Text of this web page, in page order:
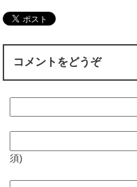
コメントをどうぞ
須)